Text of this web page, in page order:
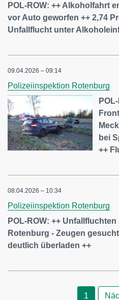
POL-ROW: ++ Alkoholfahrt
vor Auto geworfen ++ 2,74
Unfallflucht unter
09.04.2026 – 09:14
Polizeiinspektion Rotenburg
bei
++
08.04.2026 – 10:34
Polizeiinspektion Rotenburg
POL-ROW: ++
Rotenburg - Zeugen
deutlich überladen ++
1